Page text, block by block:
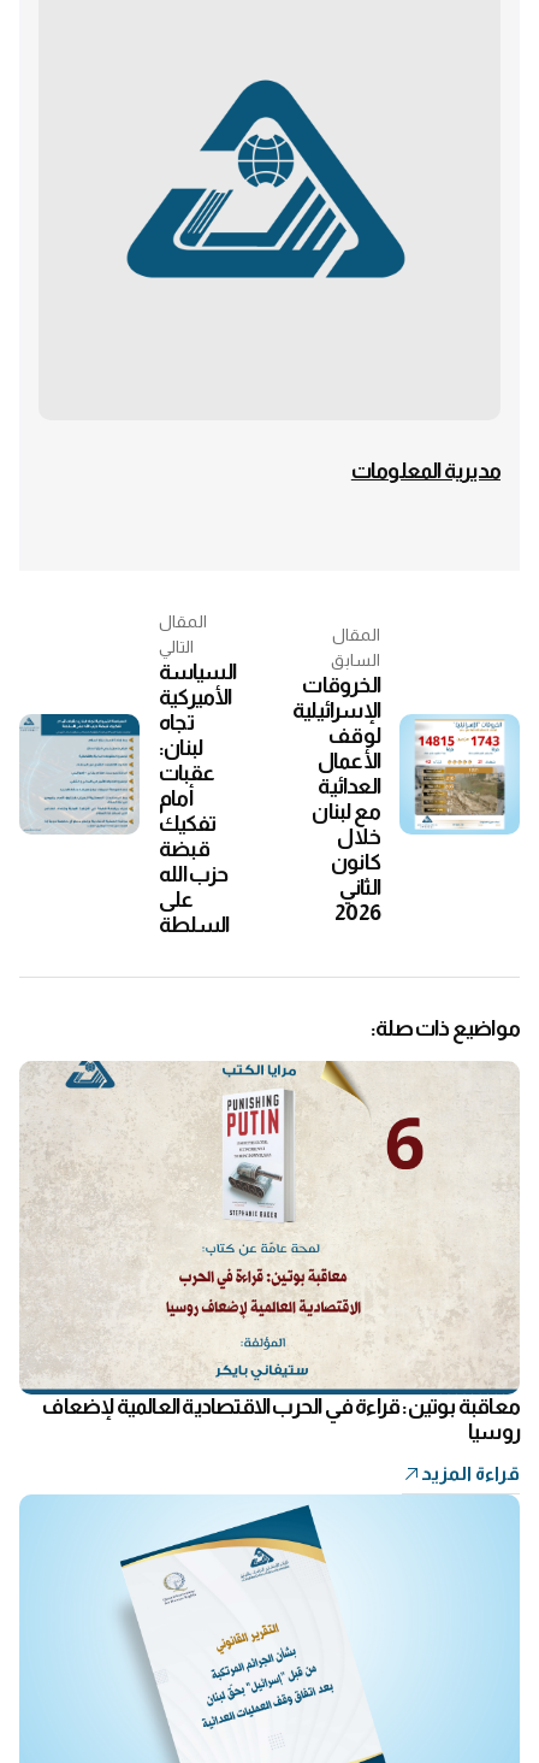
مديرية المعلومات
المقال
السابق
الخروقات
الإسرائيلية
لوقف
الأعمال
العدائية
مع لبنان
خلال
كانون
الثاني
2026
المقال
التالي
السياسة
الأميركية
تجاه
لبنان:
عقبات
أمام
تفكيك
قبضة
حزب الله
على
السلطة
مواضيع ذات صلة:
معاقبة بوتين: قراءة في الحرب الاقتصادية العالمية لإضعاف
روسيا
قراءة المزيد